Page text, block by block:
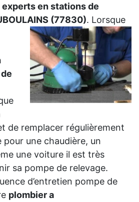
experts en stations de
(77830). Lorsque
de remplacer régulièrement
pour une chaudière, un
une voiture il est très
sa pompe de relevage.
d’entretien pompe de
plombier a